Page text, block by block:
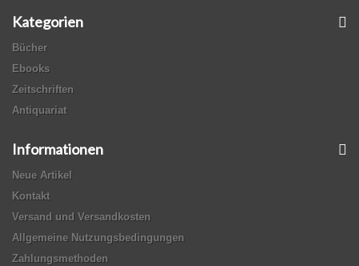
Kategorien
Bücher
Ebooks
Zeitschriften
Antiquariat
Informationen
Neue Artikel
Kontakt
Versand und Versandkosten
Allgemeine Nutzungsbedingungen
Zahlungsmethoden